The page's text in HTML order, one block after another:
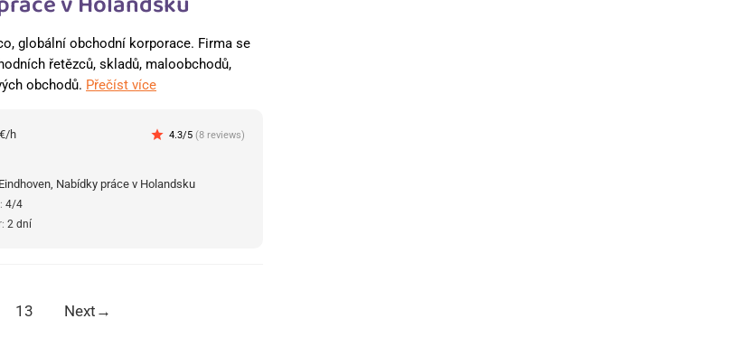
globální obchodní korporace. Firma se
řetězců, skladů, maloobchodů,
obchodů. Přečíst více
h star 4.3/5 (8 reviews)
Nabídky práce v Holandsku
4/4
2 dní
13 Next →